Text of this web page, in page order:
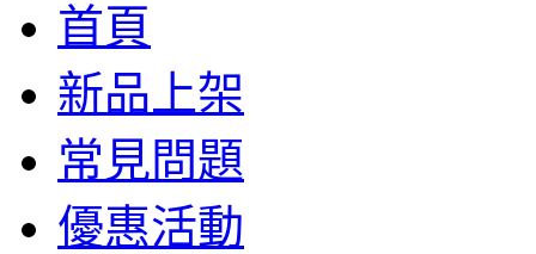
首頁
新品上架
常見問題
優惠活動